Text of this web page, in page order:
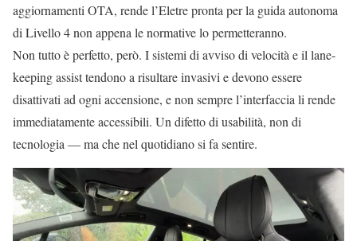
aggiornamenti OTA, rende l’Eletre pronta per la guida autonoma
di Livello 4 non appena le normative lo permetteranno.
Non tutto è perfetto, però. I sistemi di avviso di velocità e il lane-
keeping assist tendono a risultare invasivi e devono essere
disattivati ad ogni accensione, e non sempre l’interfaccia li rende
immediatamente accessibili. Un difetto di usabilità, non di
tecnologia — ma che nel quotidiano si fa sentire.